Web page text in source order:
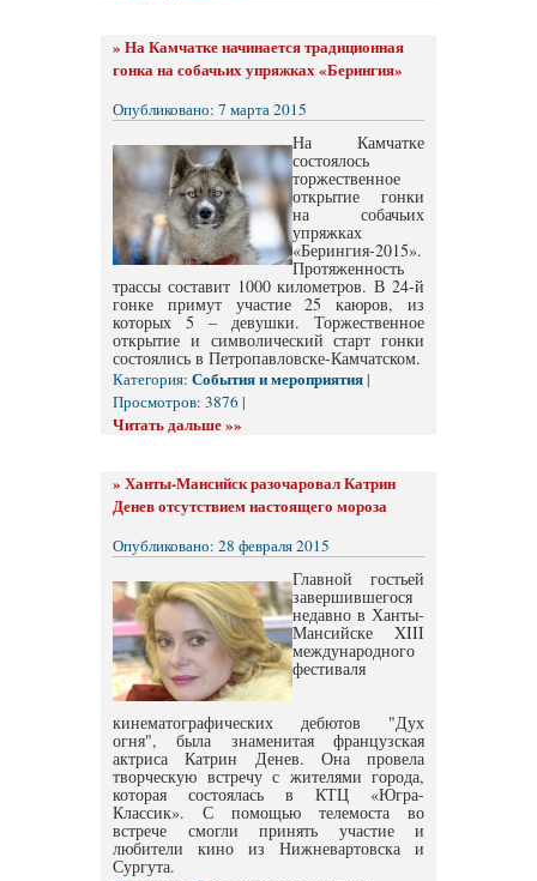
» На Камчатке начинается традиционная
гонка на собачьих упряжках «Берингия»
Опубликовано: 7 марта 2015
На Камчатке
состоялось
торжественное
открытие гонки
на собачьих
упряжках
«Берингия-2015».
Протяженность
трассы составит 1000 километров. В 24-й
гонке примут участие 25 каюров, из
которых 5 – девушки. Торжественное
открытие и символический старт гонки
состоялись в Петропавловске-Камчатском.
Категория: События и мероприятия|
Просмотров: 3876 |
Читать дальше »»
» Ханты-Мансийск разочаровал Катрин
Денев отсутствием настоящего мороза
Опубликовано: 28 февраля 2015
Главной гостьей
завершившегося
недавно в Ханты-
Мансийске XIII
международного
фестиваля
кинематографических дебютов "Дух
огня", была знаменитая французская
актриса Катрин Денев. Она провела
творческую встречу с жителями города,
которая состоялась в КТЦ «Югра-
Классик». С помощью телемоста во
встрече смогли принять участие и
любители кино из Нижневартовска и
Сургута.